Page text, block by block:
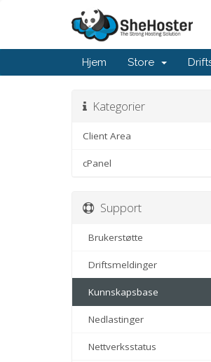
Hjem Store
Kategorier
Client Area
cPanel
Support
Brukerstøtte
Driftsmeldinger
Kunnskapsbase
Nedlastinger
Nettverksstatus